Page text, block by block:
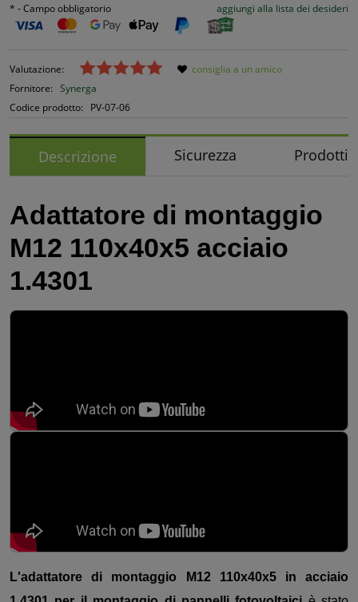
aggiungi alla lista dei desideri
* - Campo obbligatorio
Valutazione:
Fornitore: Synerga
Codice prodotto:
PV-07-06
consiglia a un amico
Descrizione Sicurezza Prodotti
Adattatore di montaggio
M12 110x40x5 acciaio
1.4301
L'adattatore di montaggio M12 110x40x5 in acciaio